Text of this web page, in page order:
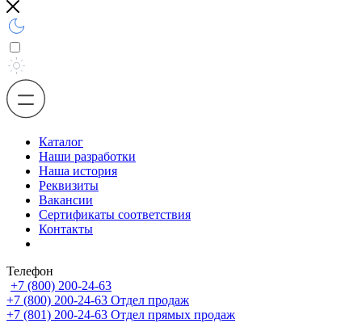
Каталог
Наши разработки
Наша история
Реквизиты
Вакансии
Сертификаты соответствия
Контакты
Телефон
+7 (800) 200-24-63
+7 (800) 200-24-63 Отдел продаж
+7 (801) 200-24-63 Отдел прямых продаж